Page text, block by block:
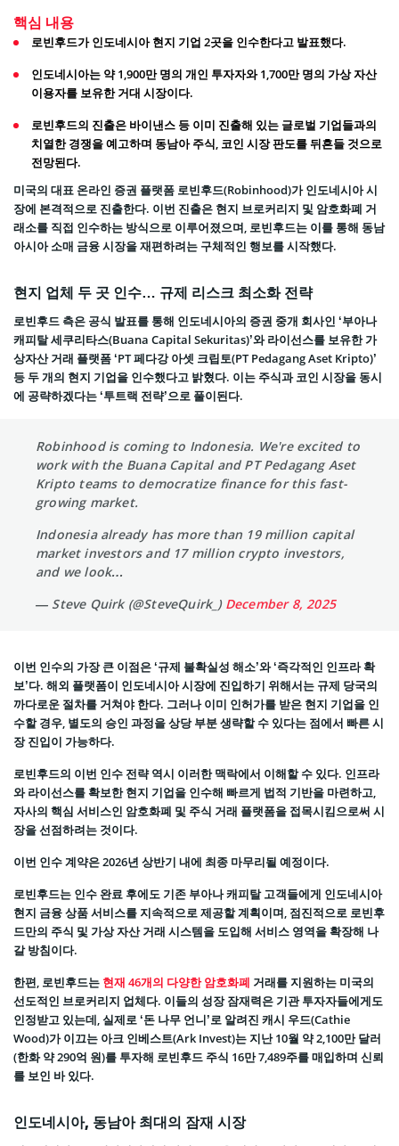
핵심 내용
로빈후드가 인도네시아 현지 기업 2곳을 인수한다고 발표했다.
인도네시아는 약 1,900만 명의 개인 투자자와 1,700만 명의 가상 자산
이용자를 보유한 거대 시장이다.
로빈후드의 진출은 바이낸스 등 이미 진출해 있는 글로벌 기업들과의
치열한 경쟁을 예고하며 동남아 주식, 코인 시장 판도를 뒤흔들 것으로
전망된다.
미국의 대표 온라인 증권 플랫폼 로빈후드(Robinhood)가 인도네시아 시
장에 본격적으로 진출한다. 이번 진출은 현지 브로커리지 및 암호화폐 거
래소를 직접 인수하는 방식으로 이루어졌으며, 로빈후드는 이를 통해 동남
아시아 소매 금융 시장을 재편하려는 구체적인 행보를 시작했다.
현지 업체 두 곳 인수… 규제 리스크 최소화 전략
로빈후드 측은 공식 발표를 통해 인도네시아의 증권 중개 회사인 ‘부아나
캐피탈 세쿠리타스(Buana Capital Sekuritas)’와 라이선스를 보유한 가
상자산 거래 플랫폼 ‘PT 페다강 아셋 크립토(PT Pedagang Aset Kripto)’
등 두 개의 현지 기업을 인수했다고 밝혔다. 이는 주식과 코인 시장을 동시
에 공략하겠다는 ‘투트랙 전략’으로 풀이된다.
Robinhood is coming to Indonesia. We're excited to
work with the Buana Capital and PT Pedagang Aset
Kripto teams to democratize finance for this fast-
growing market.
Indonesia already has more than 19 million capital
market investors and 17 million crypto investors,
and we look…
— Steve Quirk (@SteveQuirk_) December 8, 2025
이번 인수의 가장 큰 이점은 ‘규제 불확실성 해소’와 ‘즉각적인 인프라 확
보’다. 해외 플랫폼이 인도네시아 시장에 진입하기 위해서는 규제 당국의
까다로운 절차를 거쳐야 한다. 그러나 이미 인허가를 받은 현지 기업을 인
수할 경우, 별도의 승인 과정을 상당 부분 생략할 수 있다는 점에서 빠른 시
장 진입이 가능하다.
로빈후드의 이번 인수 전략 역시 이러한 맥락에서 이해할 수 있다. 인프라
와 라이선스를 확보한 현지 기업을 인수해 빠르게 법적 기반을 마련하고,
자사의 핵심 서비스인 암호화폐 및 주식 거래 플랫폼을 접목시킴으로써 시
장을 선점하려는 것이다.
이번 인수 계약은 2026년 상반기 내에 최종 마무리될 예정이다.
로빈후드는 인수 완료 후에도 기존 부아나 캐피탈 고객들에게 인도네시아
현지 금융 상품 서비스를 지속적으로 제공할 계획이며, 점진적으로 로빈후
드만의 주식 및 가상 자산 거래 시스템을 도입해 서비스 영역을 확장해 나
갈 방침이다.
한편, 로빈후드는 현재 46개의 다양한 암호화폐 거래를 지원하는 미국의
선도적인 브로커리지 업체다. 이들의 성장 잠재력은 기관 투자자들에게도
인정받고 있는데, 실제로 ‘돈 나무 언니’로 알려진 캐시 우드(Cathie
Wood)가 이끄는 아크 인베스트(Ark Invest)는 지난 10월 약 2,100만 달러
(한화 약 290억 원)를 투자해 로빈후드 주식 16만 7,489주를 매입하며 신뢰
를 보인 바 있다.
인도네시아, 동남아 최대의 잠재 시장